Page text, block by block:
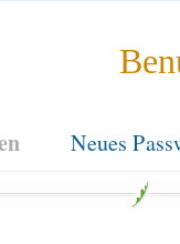
Neues